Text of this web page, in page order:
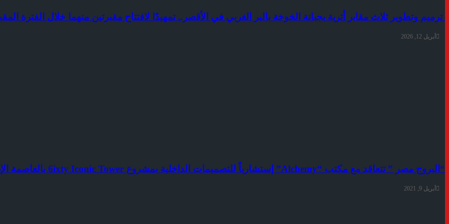
ترميم وتطوير ثلاث مقابر أثرية بجبانة الخوخة بالبر الغربي في الأقصر.. تمهيدًا لافتتاح مقبرتين منهما خلال الفترة
أبريل 12, 2026
“البروج مصر ” تتعاقد مع مكتب “Alchemy” إستشارياً للتصميمات الداخلية بمشروع 6ixty Iconic Tower بالعاصمة الإدارية
أبريل 9, 2021